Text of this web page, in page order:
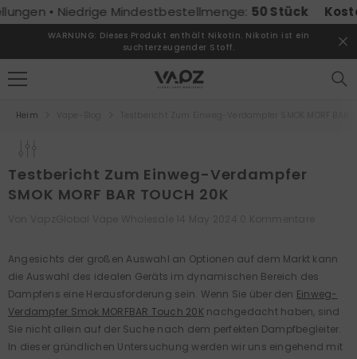
ZUM INHALT SPRINGEN
• Niedrige Mindestbestellmenge:50 Stück
WARNUNG: Dieses Produkt enthält Nikotin. Nikotin ist ein
suchterzeugender Stoff.
Heim
Testbericht Zum Einweg-Verdampfer
SMOK MORF BAR TOUCH 20K
Angesichts der großen Auswahl an Optionen auf dem Markt kann
die Auswahl des idealen Geräts im dynamischen Bereich des
Dampfens eine Herausforderung sein. Wenn Sie über den Einweg-
Verdampfer Smok MORFBAR Touch 20K nachgedacht haben, sind
Sie nicht allein auf der Suche nach dem perfekten Dampfbegleiter.
In dieser gründlichen Untersuchung werden wir uns eingehend mit